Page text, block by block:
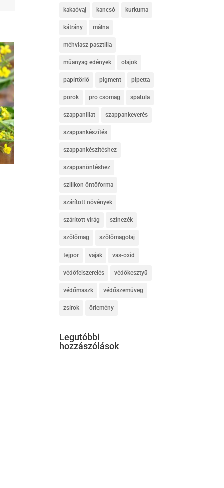
kakaóvaj kancsó kurkuma
kátrány málna
méhviasz pasztilla
műanyag edények olajok
papírtörlő pigment pipetta
porok pro csomag spatula
szappanillat szappankeverés
szappankészítés
szappankészítéshez
szappanöntéshez
szilikon öntőforma
szárított növények
szárított virág színezék
szőlőmag szőlőmagolaj
tejpor vajak vas-oxid
védőfelszerelés védőkesztyű
védőmaszk védőszemüveg
zsírok őrlemény
Legutóbbi
hozzászólások